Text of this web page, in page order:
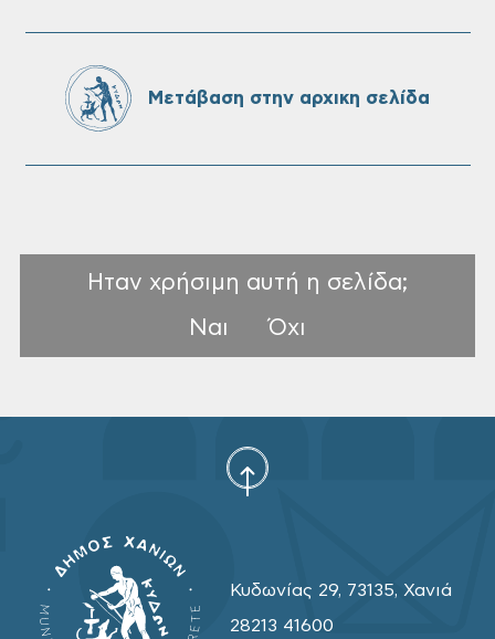
πίνακες της προκήρυξης ΣΟΧ 3/2026 του
Μετάβαση στην αρχικη σελίδα
Ηταν χρήσιμη αυτή η σελίδα;
Ναι
Όχι
Κυδωνίας 29, 73135, Χανιά
28213 41600